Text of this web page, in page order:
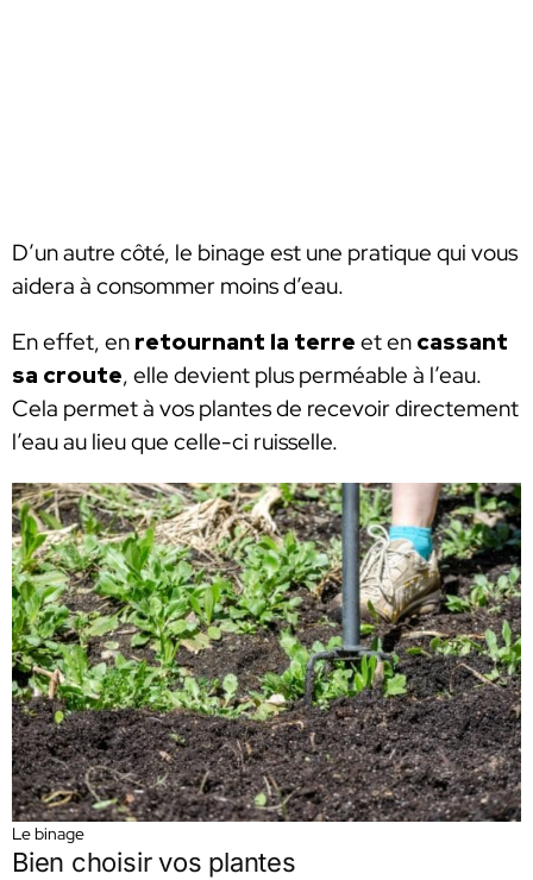
D’un autre côté, le binage est une pratique qui vous
aidera à consommer moins d’eau.
En effet, en retournant la terre et en cassant
sa croute, elle devient plus perméable à l’eau.
Cela permet à vos plantes de recevoir directement
l’eau au lieu que celle-ci ruisselle.
Le binage
Bien choisir vos plantes